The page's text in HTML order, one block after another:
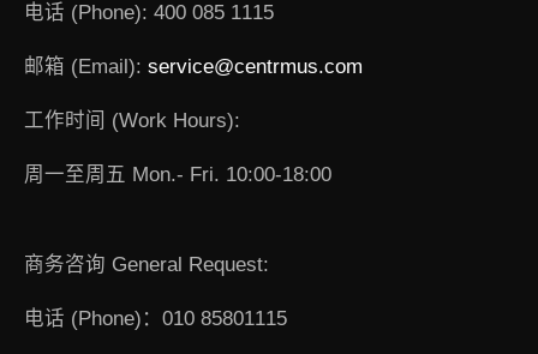
电话 (Phone): 400 085 1115
邮箱 (Email): service@centrmus.com
工作时间 (Work Hours):
周一至周五 Mon.- Fri. 10:00-18:00
商务咨询 General Request:
电话 (Phone)：010 85801115